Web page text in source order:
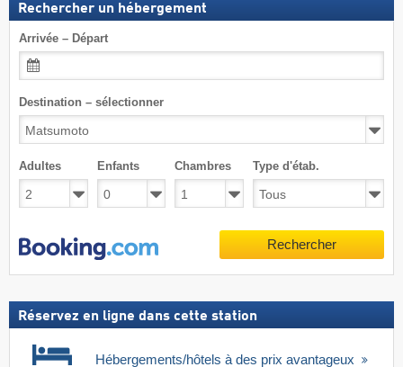
Rechercher un hébergement
Arrivée – Départ
Destination – sélectionner
Adultes Enfants Chambres Type d'étab.
Rechercher
Réservez en ligne dans cette station
Hébergements/hôtels à des prix avantageux